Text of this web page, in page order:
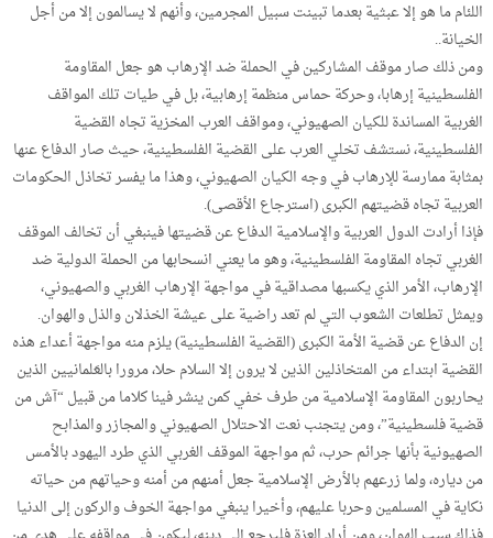
اللئام ما هو إلا عبثية بعدما تبينت سبيل المجرمين، وأنهم لا يسالمون إلا من أجل
الخيانة..
ومن ذلك صار موقف المشاركين في الحملة ضد الإرهاب هو جعل المقاومة
الفلسطينية إرهابا، وحركة حماس منظمة إرهابية، بل في طيات تلك المواقف
الغربية المساندة للكيان الصهيوني، ومواقف العرب المخزية تجاه القضية
الفلسطينية، نستشف تخلي العرب على القضية الفلسطينية، حيث صار الدفاع عنها
بمثابة ممارسة للإرهاب في وجه الكيان الصهيوني، وهذا ما يفسر تخاذل الحكومات
العربية تجاه قضيتهم الكبرى (استرجاع الأقصى).
فإذا أرادت الدول العربية والإسلامية الدفاع عن قضيتها فينبغي أن تخالف الموقف
الغربي تجاه المقاومة الفلسطينية، وهو ما يعني انسحابها من الحملة الدولية ضد
الإرهاب، الأمر الذي يكسبها مصداقية في مواجهة الإرهاب الغربي والصهيوني،
ويمثل تطلعات الشعوب التي لم تعد راضية على عيشة الخذلان والذل والهوان.
إن الدفاع عن قضية الأمة الكبرى (القضية الفلسطينية) يلزم منه مواجهة أعداء هذه
القضية ابتداء من المتخاذلين الذين لا يرون إلا السلام حلا، مرورا بالعَلمانيين الذين
يحاربون المقاومة الإسلامية من طرف خفي كمن ينشر فينا كلاما من قبيل “آش من
قضية فلسطينية”، ومن يتجنب نعت الاحتلال الصهيوني والمجازر والمذابح
الصهيونية بأنها جرائم حرب، ثم مواجهة الموقف الغربي الذي طرد اليهود بالأمس
من دياره، ولما زرعهم بالأرض الإسلامية جعل أمنهم من أمنه وحياتهم من حياته
نكاية في المسلمين وحربا عليهم، وأخيرا ينبغي مواجهة الخوف والركون إلى الدنيا